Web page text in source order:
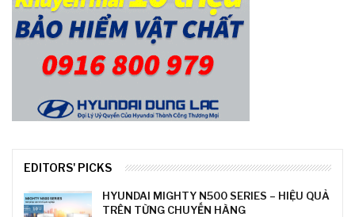
EDITORS' PICKS
HYUNDAI MIGHTY N500 SERIES – HIỆU QUẢ
TRÊN TỪNG CHUYẾN HÀNG